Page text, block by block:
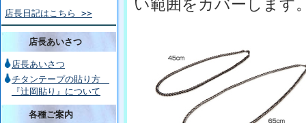
店長日記はこちら >>
店長あいさつ
店長あいさつ
チタンテープの貼り方
『辻岡貼り』について
各種ご案内
い範囲をカバーします